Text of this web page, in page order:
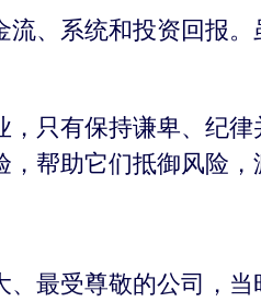
、系统和投资回报
只有保持谦卑、纪
帮助它们抵御风险，
最受尊敬的公司，当